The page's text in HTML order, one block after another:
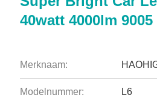
40watt 4000lm
Merknaam:
Modelnummer: L6